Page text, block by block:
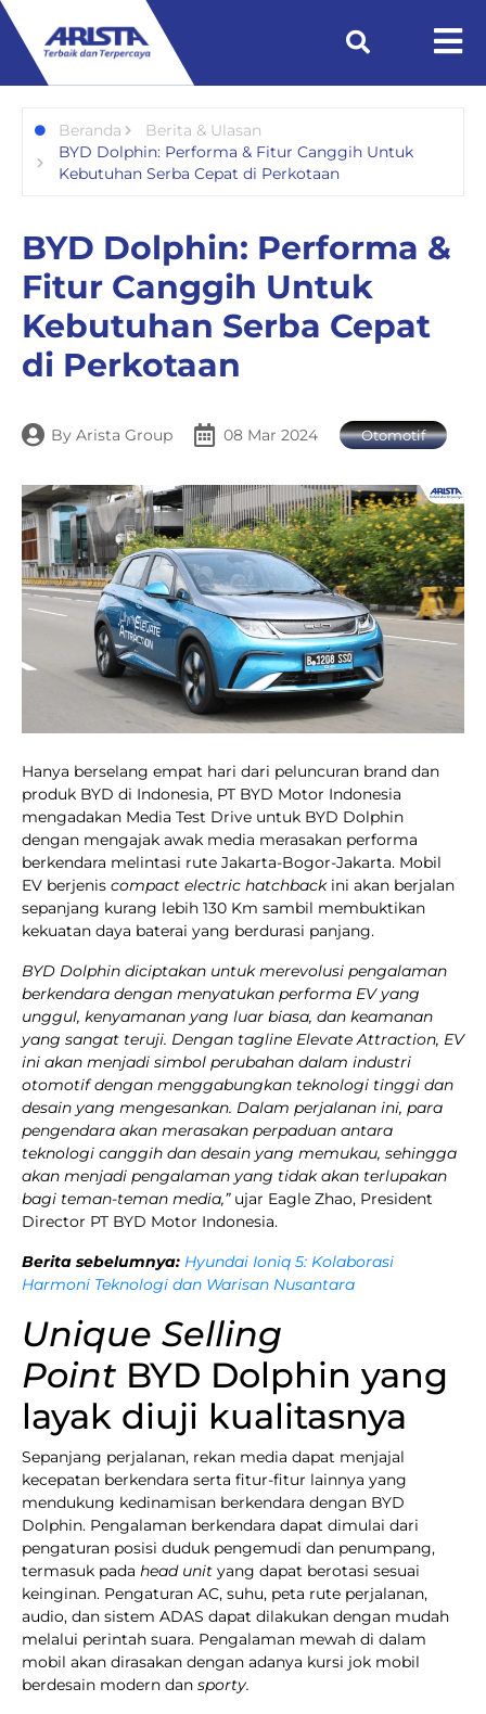
Beranda
Berita & Ulasan
BYD Dolphin: Performa & Fitur Canggih Untuk
Kebutuhan Serba Cepat di Perkotaan
BYD Dolphin: Performa &
Fitur Canggih Untuk
Kebutuhan Serba Cepat
di Perkotaan
By Arista Group 08 Mar 2024 Otomotif
Hanya berselang empat hari dari peluncuran brand dan
produk BYD di Indonesia, PT BYD Motor Indonesia
mengadakan Media Test Drive untuk BYD Dolphin
dengan mengajak awak media merasakan performa
berkendara melintasi rute Jakarta-Bogor-Jakarta. Mobil
EV berjenis compact electric hatchbackini akan berjalan
sepanjang kurang lebih 130 Km sambil membuktikan
kekuatan daya baterai yang berdurasi panjang.
BYD Dolphin diciptakan untuk merevolusi pengalaman
berkendara dengan menyatukan performa EV yang
unggul, kenyamanan yang luar biasa, dan keamanan
yang sangat teruji. Dengan tagline Elevate Attraction, EV
ini akan menjadi simbol perubahan dalam industri
otomotif dengan menggabungkan teknologi tinggi dan
desain yang mengesankan. Dalam perjalanan ini, para
pengendara akan merasakan perpaduan antara
teknologi canggih dan desain yang memukau, sehingga
akan menjadi pengalaman yang tidak akan terlupakan
bagi teman-teman media,”ujar Eagle Zhao, President
Director PT BYD Motor Indonesia.
Berita sebelumnya: Hyundai Ioniq 5: Kolaborasi
Harmoni Teknologi dan Warisan Nusantara
Unique Selling
Point BYD Dolphin yang
layak diuji kualitasnya
Sepanjang perjalanan, rekan media dapat menjajal
kecepatan berkendara serta fitur-fitur lainnya yang
mendukung kedinamisan berkendara dengan BYD
Dolphin. Pengalaman berkendara dapat dimulai dari
pengaturan posisi duduk pengemudi dan penumpang,
termasuk pada head unit yang dapat berotasi sesuai
keinginan. Pengaturan AC, suhu, peta rute perjalanan,
audio, dan sistem ADAS dapat dilakukan dengan mudah
melalui perintah suara. Pengalaman mewah di dalam
mobil akan dirasakan dengan adanya kursi jok mobil
berdesain modern dan sporty.